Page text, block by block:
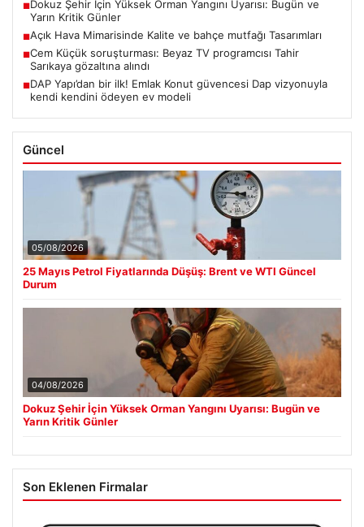
■Dokuz Şehir İçin Yüksek Orman Yangını Uyarısı: Bugün ve
Yarın Kritik Günler
■Açık Hava Mimarisinde Kalite ve bahçe mutfağı Tasarımları
■Cem Küçük soruşturması: Beyaz TV programcısı Tahir
Sarıkaya gözaltına alındı
■DAP Yapı’dan bir ilk! Emlak Konut güvencesi Dap vizyonuyla
kendi kendini ödeyen ev modeli
Güncel
05/08/2026
25 Mayıs Petrol Fiyatlarında Düşüş: Brent ve WTI Güncel
Durum
04/08/2026
Dokuz Şehir İçin Yüksek Orman Yangını Uyarısı: Bugün ve
Yarın Kritik Günler
Son Eklenen Firmalar